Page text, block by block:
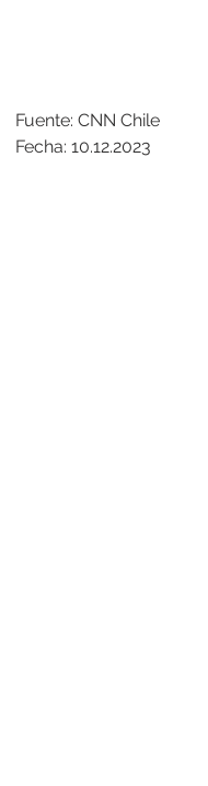
Fuente: CNN Chile
Fecha: 10.12.2023